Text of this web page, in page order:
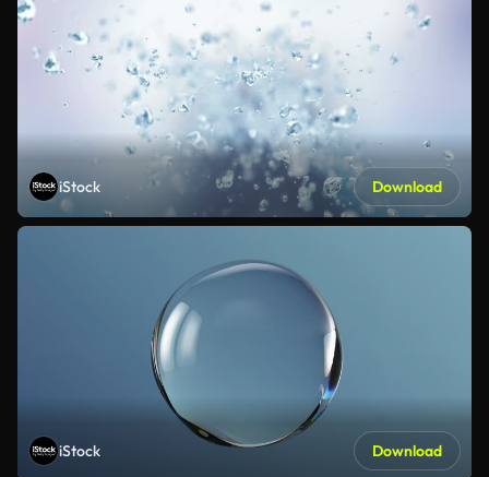
iStock Download
iStock Download